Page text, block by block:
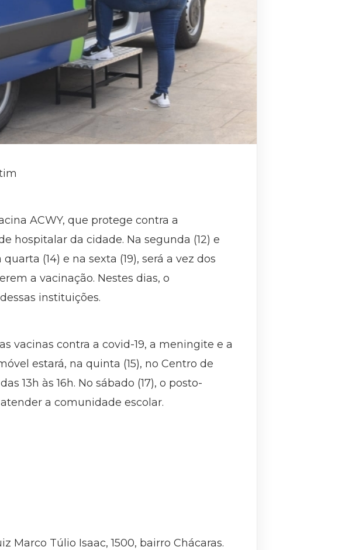
ACWY, que protege contra a
hospitalar da cidade. Na segunda (12) e
(14) e na sexta (19), será a vez dos
a vacinação. Nestes dias, o
instituições.
vacinas contra a covid-19, a meningite e a
estará, na quinta (15), no Centro de
13h às 16h. No sábado (17), o posto-
a comunidade escolar.
Marco Túlio Isaac, 1500, bairro Chácaras.